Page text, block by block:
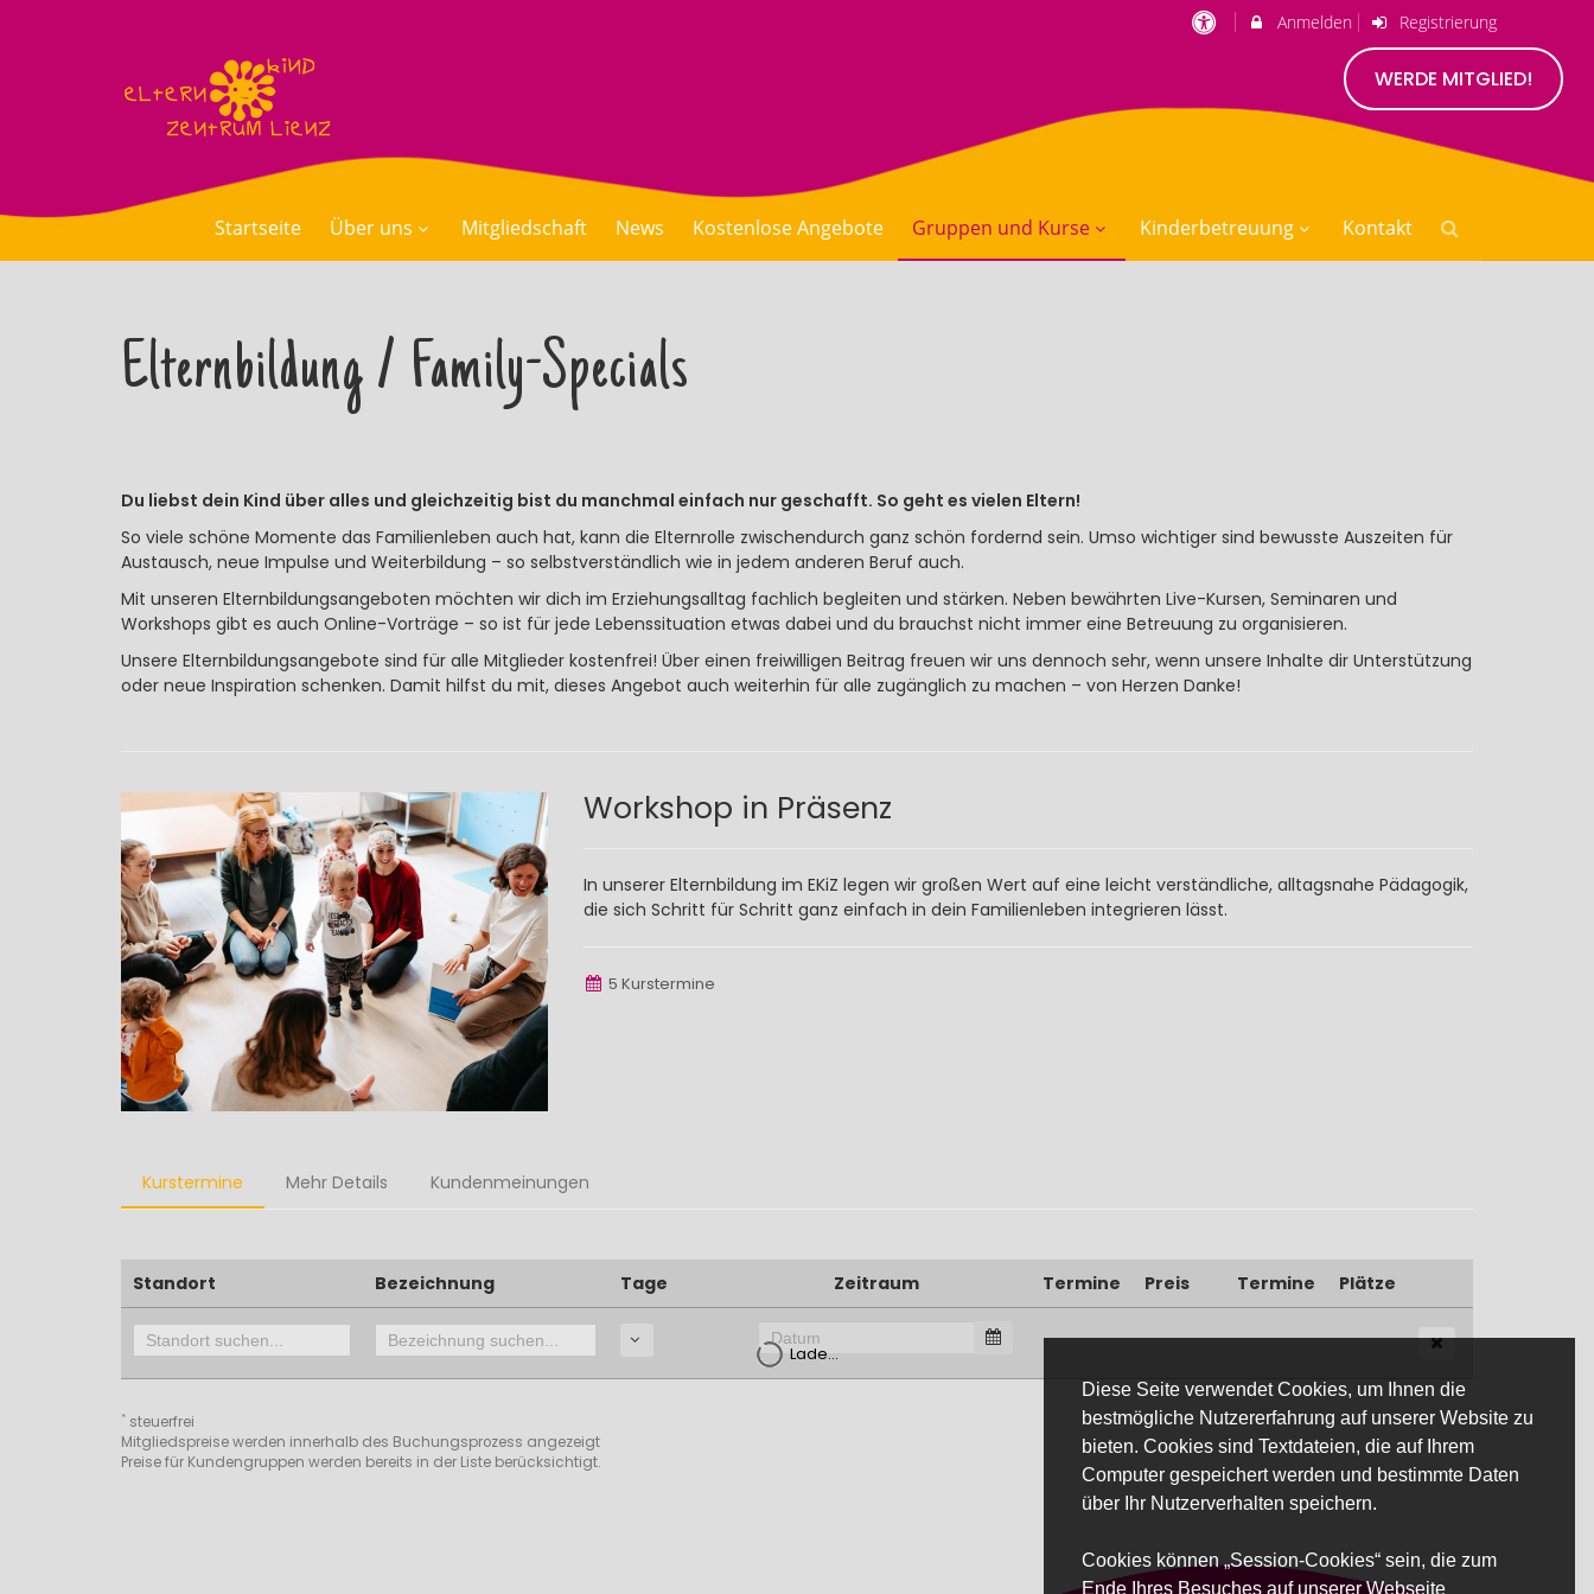
Diese Seite verwendet Cookies, um Ihnen die
bestmögliche Nutzererfahrung auf unserer Website zu
bieten. Cookies sind Textdateien, die auf Ihrem
Computer gespeichert werden und bestimmte Daten
über Ihr Nutzerverhalten speichern.
Cookies können „Session-Cookies“ sein, die zum
Ende Ihres Besuches auf unserer Webseite
Anmelden Registrierung
Startseite Über uns Mitgliedschaft News Kostenlose Angebote Gruppen und Kurse Kinderbetreuung Kontakt
WERDE MITGLIED!
Elternbildung / Family-Specials
Du liebst dein Kind über alles und gleichzeitig bist du manchmal einfach nur geschafft. So geht es vielen Eltern!
So viele schöne Momente das Familienleben auch hat, kann die Elternrolle zwischendurch ganz schön fordernd sein. Umso wichtiger sind bewusste Auszeiten für
Austausch, neue Impulse und Weiterbildung – so selbstverständlich wie in jedem anderen Beruf auch.
Mit unseren Elternbildungsangeboten möchten wir dich im Erziehungsalltag fachlich begleiten und stärken. Neben bewährten Live-Kursen, Seminaren und
Workshops gibt es auch Online-Vorträge – so ist für jede Lebenssituation etwas dabei und du brauchst nicht immer eine Betreuung zu organisieren.
Unsere Elternbildungsangebote sind für alle Mitglieder kostenfrei! Über einen freiwilligen Beitrag freuen wir uns dennoch sehr, wenn unsere Inhalte dir Unterstützung
oder neue Inspiration schenken. Damit hilfst du mit, dieses Angebot auch weiterhin für alle zugänglich zu machen – von Herzen Danke!
Workshop in Präsenz
In unserer Elternbildung im EKiZ legen wir großen Wert auf eine leicht verständliche, alltagsnahe Pädagogik,
die sich Schritt für Schritt ganz einfach in dein Familienleben integrieren lässt.
5 Kurstermine
Kurstermine Mehr Details Kundenmeinungen
Standort Bezeichnung Tage Zeitraum Termine Preis Termine Plätze
Lade...
* steuerfrei
Mitgliedspreise werden innerhalb des Buchungsprozess angezeigt
Preise für Kundengruppen werden bereits in der Liste berücksichtigt.